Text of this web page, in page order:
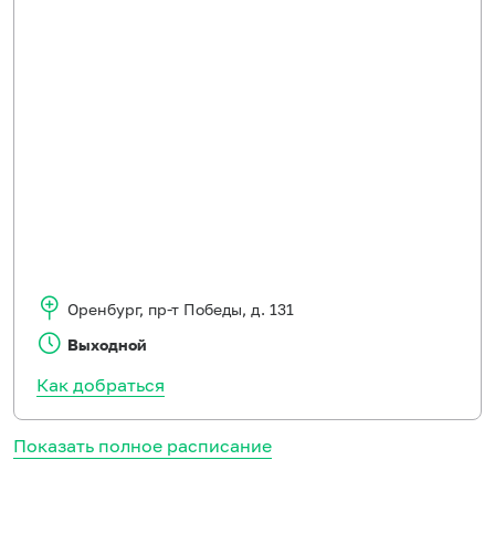
Показать полное расписание
Оренбург, пр-т Победы, д. 131
Выходной
Как добраться